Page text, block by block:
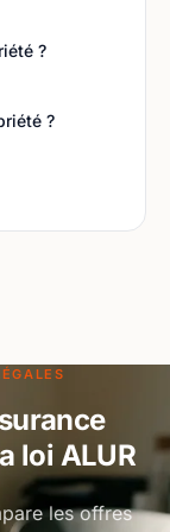
?
?
loi ALUR
les offres